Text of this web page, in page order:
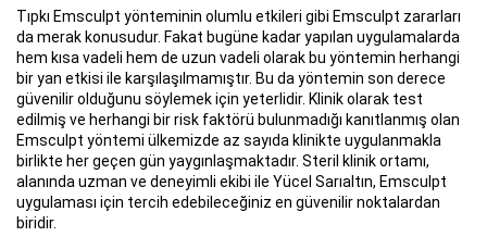
Tıpkı Emsculpt yönteminin olumlu etkileri gibi Emsculpt zararları
da merak konusudur. Fakat bugüne kadar yapılan uygulamalarda
hem kısa vadeli hem de uzun vadeli olarak bu yöntemin herhangi
bir yan etkisi ile karşılaşılmamıştır. Bu da yöntemin son derece
güvenilir olduğunu söylemek için yeterlidir. Klinik olarak test
edilmiş ve herhangi bir risk faktörü bulunmadığı kanıtlanmış olan
Emsculpt yöntemi ülkemizde az sayıda klinikte uygulanmakla
birlikte her geçen gün yaygınlaşmaktadır. Steril klinik ortamı,
alanında uzman ve deneyimli ekibi ile Yücel Sarıaltın, Emsculpt
uygulaması için tercih edebileceğiniz en güvenilir noktalardan
biridir.